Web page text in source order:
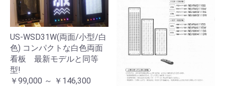
US-WSD31W(両面/小型/白
色) コンパクトな白色両面
看板 最新モデルと同等
型!
￥99,000 ～ ￥146,300